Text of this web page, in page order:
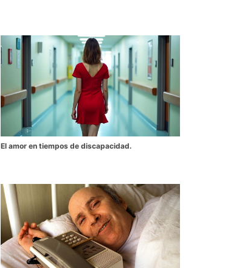
El amor en tiempos de discapacidad.